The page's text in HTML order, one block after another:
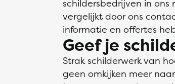
schildersbedrijven in
vergelijkt door ons
informatie en offertes
Geef je
Strak schilderwerk van
geen omkijken meer